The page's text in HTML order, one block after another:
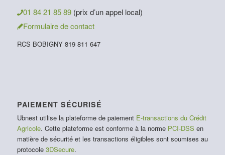
01 84 21 85 89 (prix d’un appel local)
Formulaire de contact
RCS BOBIGNY 819 811 647
PAIEMENT SÉCURISÉ
Ubnest utilise la plateforme de paiement E-transactions du Crédit
Agricole. Cette plateforme est conforme à la norme PCI-DSS en
matière de sécurité et les transactions éligibles sont soumises au
protocole 3DSecure.